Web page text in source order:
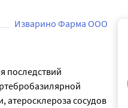
Изварино Фарма ООО
последствий
атеросклероза сосудов